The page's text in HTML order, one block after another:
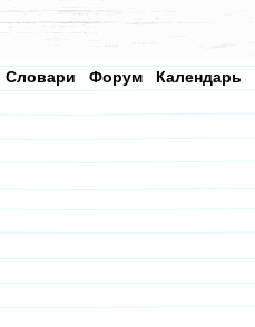
Календарь
Форум
Словари